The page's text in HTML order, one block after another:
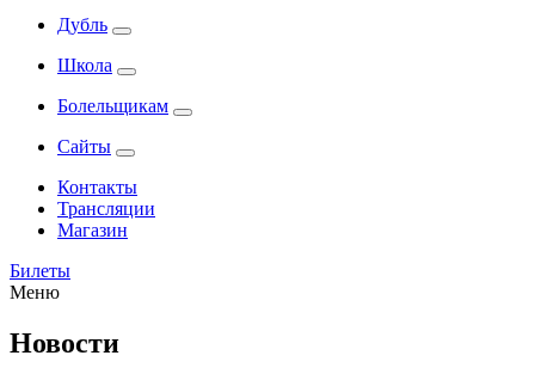
Дубль
Школа
Болельщикам
Сайты
Контакты
Трансляции
Магазин
Билеты
Меню
Новости